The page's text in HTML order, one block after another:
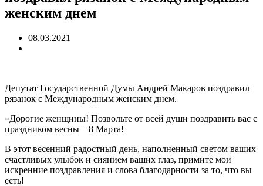
женским днем
08.03.2021
Депутат Государственной Думы Андрей Макаров поздравил
рязанок с Международным женским днем.
«Дорогие женщины! Позвольте от всей души поздравить вас с
праздником весны – 8 Марта!
В этот весенний радостный день, наполненный светом ваших
счастливых улыбок и сиянием ваших глаз, примите мои
искренние поздравления и слова благодарности за то, что вы
есть!